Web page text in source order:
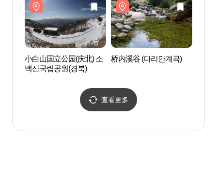
小白山国立公园(庆北) 소
백산국립공원(경북)
桥内溪谷 (다리안계곡)
查看更多